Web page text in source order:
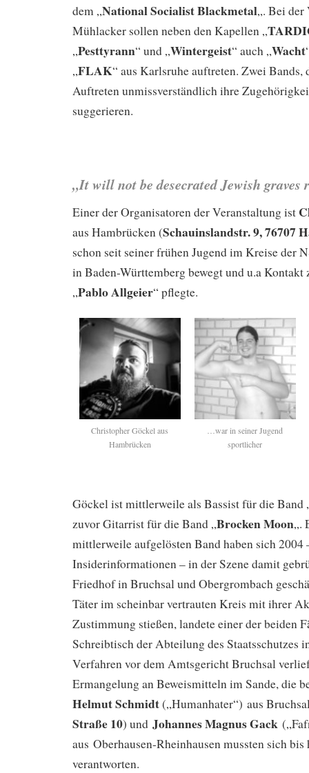
dem „National Socialist Blackmetal„. Bei der
Mühlacker sollen neben den Kapellen „
„Pesttyrann“ und „Wintergeist“ auch „Wacht
„FLAK“ aus Karlsruhe auftreten. Zwei
Auftreten unmissverständlich ihre
suggerieren.
„It will not be desecrated Jewish graves
Einer der Organisatoren der Veranstaltung ist
aus Hambrücken (Schauinslandstr. 9, 76707
schon seit seiner frühen Jugend im Kreise der
in Baden-Württemberg bewegt und u.a
„Pablo Allgeier“ pflegte.
Christopher Göckel aus
Hambrücken
…war in seiner Jugend
sportlicher
Göckel ist mittlerweile als Bassist für die Band
zuvor Gitarrist für die Band „Brocken Moon„.
mittlerweile aufgelösten Band haben sich 2004
Insiderinformationen – in der Szene damit
Friedhof in Bruchsal und Obergrombach
Täter im scheinbar vertrauten Kreis mit ihrer
Zustimmung stießen, landete einer der beiden
Schreibtisch der Abteilung des Staatsschutzes
Verfahren vor dem Amtsgericht Bruchsal
Ermangelung an Beweismitteln im Sande, die
Helmut Schmidt(„Humanhater“) aus
Straße 10) und Johannes Magnus Gack
aus Oberhausen-Rheinhausen mussten sich
verantworten.